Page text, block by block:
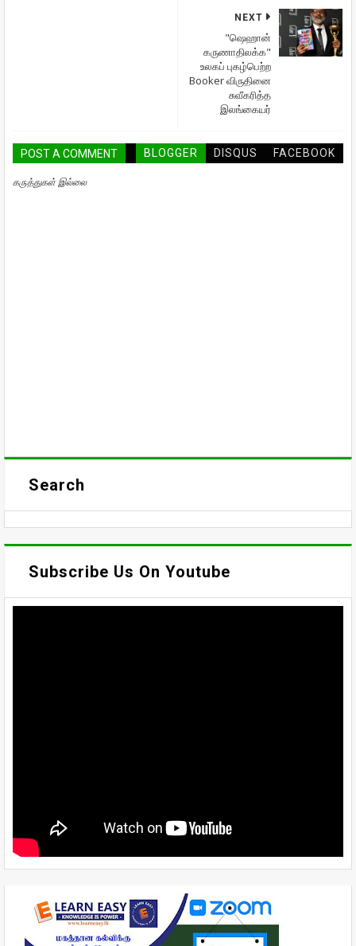
NEXT
"ஷெஹான்
கருணாதிலக்க"
உலகப் புகழ்பெற்ற
Booker விருதினை
சுவீகரித்த
இலங்கையர்
POST A COMMENT BLOGGER DISQUS FACEBOOK
கருத்துகள் இல்லை
Search
Subscribe Us On Youtube